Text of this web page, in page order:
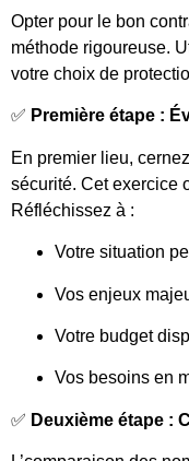
Opter pour le bon
méthode rigoureuse.
votre choix de
✅ Première étape :
En premier lieu,
sécurité. Cet exercice
Réfléchissez à :
Votre situation
Vos enjeux
Votre budget
Vos besoins en
✅ Deuxième étape :